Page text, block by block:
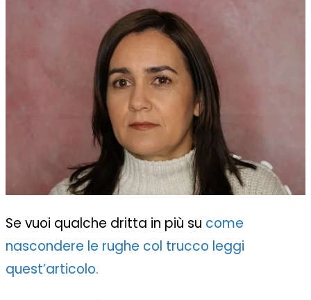
Se vuoi qualche dritta in più su come
nascondere le rughe col trucco leggi
quest’articolo.